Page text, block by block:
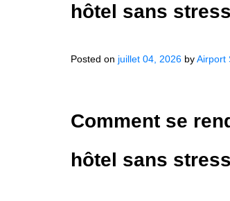
hôtel sans stress
Posted on juillet 04, 2026 byAirport
Comment se
hôtel sans stress